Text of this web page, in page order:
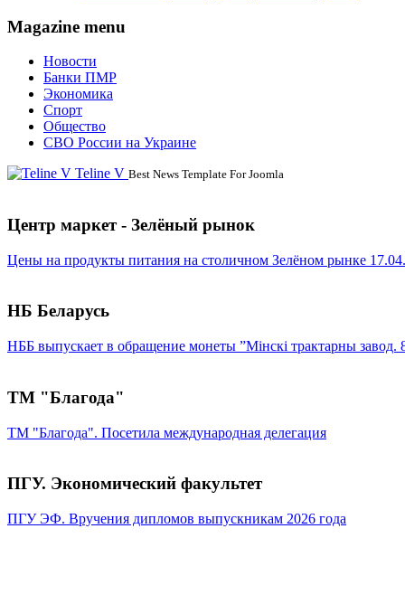
Magazine menu
Новости
Банки ПМР
Экономика
Спорт
Общество
СВО России на Украине
Teline V Best News Template For Joomla
Центр маркет - Зелёный рынок
Цены на продукты питания на столичном Зелёном рынке
НБ Беларусь
НББ выпускает в обращение монеты ”Мінскі трактарны завод.
ТМ "Благода"
ТМ "Благода". Посетила международная делегация
ПГУ. Экономический факультет
ПГУ ЭФ. Вручения дипломов выпускникам 2026 года